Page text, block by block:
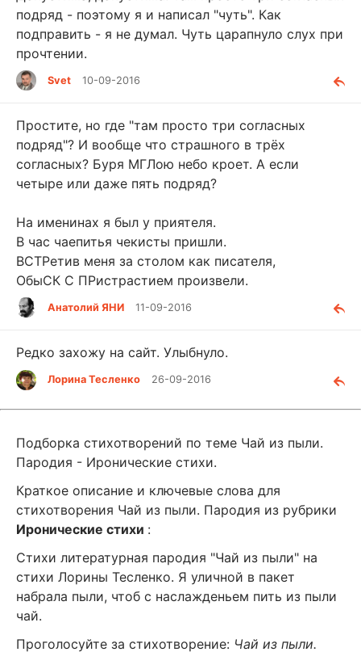
подряд - поэтому я и написал "чуть". Как
подправить - я не думал. Чуть царапнуло слух при
прочтении.
Svet 10-09-2016
Простите, но где "там просто три согласных
подряд"? И вообще что страшного в трёх
согласных? Буря МГЛою небо кроет. А если
четыре или даже пять подряд?
На именинах я был у приятеля.
В час чаепитья чекисты пришли.
ВСТРетив меня за столом как писателя,
ОбыСК С ПРистрастием произвели.
Анатолий ЯНИ 11-09-2016
Редко захожу на сайт. Улыбнуло.
Лорина Тесленко 26-09-2016
Подборка стихотворений по теме Чай из пыли.
Пародия - Иронические стихи.
Краткое описание и ключевые слова для
стихотворения Чай из пыли. Пародия из рубрики
Иронические стихи :
Стихи литературная пародия "Чай из пыли" на
стихи Лорины Тесленко. Я уличной в пакет
набрала пыли, чтоб с наслажденьем пить из пыли
чай.
Проголосуйте за стихотворение: Чай из пыли.